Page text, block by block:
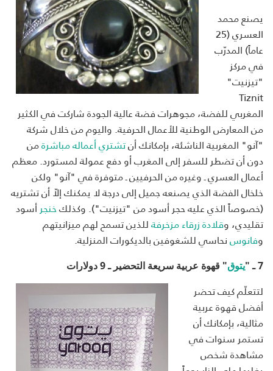
يصنع محمد
العسري (25
عاماً) المدرّب
في مركز
"تيزنيت"
Tiznit
المغربي للفضة، مجوهرات فضة عالية الجودة شاركت في الكثير
من المعارض الوطنية للأعمال الحرفية. واليوم من خلال شركة
"آنو" المغربية الناشئة، بإمكانك أنتشتري أعماله مباشرةمن
دون أن تضطر للسفر إلى المغرب أو دفع عمولة لمستورد. معظم
أعمال العسري ـ وغيره من الحرفيين ـ متوفرة في "آنو" ولكن
خلخال الفضة الذي يصنعه جميل إلى درجة لا يمكنك إلاّ أن تشتريه
(خصوصاً الذي عليه حجر أسود من "تيزنيت"). وكذلكخنجرأسود
تقليدي، وقلادة زرقاء مزخرفةللذين تسمح لهم ميزانيتهم
وفانوسنحاسي للشغوفين بالديكورات المنزلية.
7 ـ " يتوق" قهوة عربية سريعة التحضير ـ 9 دولارات
لتتعلّم كيف تحضر
أفضل قهوة عربية
مثالية، بإمكانك أن
تستمر سنوات في
مشاهدة شخص